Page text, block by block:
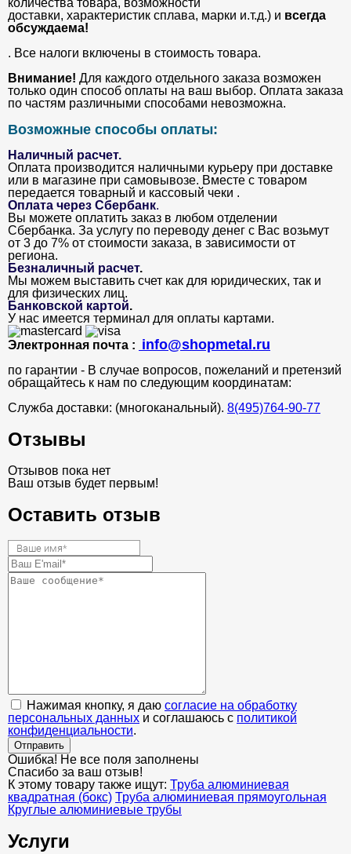
количества товара, возможности
доставки, характеристик сплава, марки и.т.д.) и всегда
обсуждаема!
. Все налоги включены в стоимость товара.
Внимание! Для каждого отдельного заказа возможен
только один способ оплаты на ваш выбор. Оплата заказа
по частям различными способами невозможна.
Возможные способы оплаты:
Наличный расчет.
Оплата производится наличными курьеру при доставке
или в магазине при самовывозе. Вместе с товаром
передается товарный и кассовый чеки .
Оплата через Сбербанк.
Вы можете оплатить заказ в любом отделении
Сбербанка. За услугу по переводу денег с Вас возьмут
от 3 до 7% от стоимости заказа, в зависимости от
региона.
Безналичный расчет.
Мы можем выставить счет как для юридических, так и
для физических лиц.
Банковской картой.
У нас имеется терминал для оплаты картами.
Электронная почта : info@shopmetal.ru
по гарантии - В случае вопросов, пожеланий и претензий
обращайтесь к нам по следующим координатам:
Служба доставки: (многоканальный). 8(495)764-90-77
Отзывы
Отзывов пока нет
Ваш отзыв будет первым!
Оставить отзыв
Нажимая кнопку, я даю согласие на обработку
персональных данных и соглашаюсь с политикой
конфиденциальности.
Отправить
Ошибка! Не все поля заполнены
Спасибо за ваш отзыв!
К этому товару также ищут: Труба алюминиевая
квадратная (бокс) Труба алюминиевая прямоугольная
Круглые алюминиевые трубы
Услуги